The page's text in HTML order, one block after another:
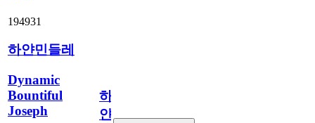
194931
하얀민들레
Dynamic
Bountiful
Joseph
하
얀